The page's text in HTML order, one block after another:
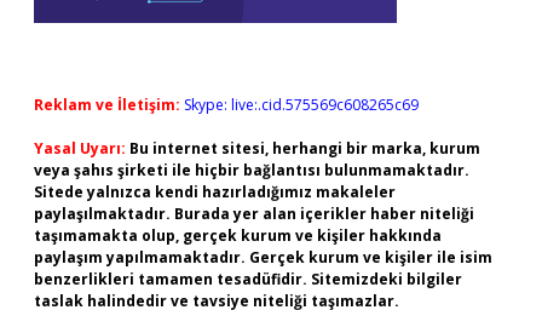
Reklam ve İletişim: Skype: live:.cid.575569c608265c69
Yasal Uyarı: Bu internet sitesi, herhangi bir marka, kurum
veya şahıs şirketi ile hiçbir bağlantısı bulunmamaktadır.
Sitede yalnızca kendi hazırladığımız makaleler
paylaşılmaktadır. Burada yer alan içerikler haber niteliği
taşımamakta olup, gerçek kurum ve kişiler hakkında
paylaşım yapılmamaktadır. Gerçek kurum ve kişiler ile isim
benzerlikleri tamamen tesadüfidir. Sitemizdeki bilgiler
taslak halindedir ve tavsiye niteliği taşımazlar.